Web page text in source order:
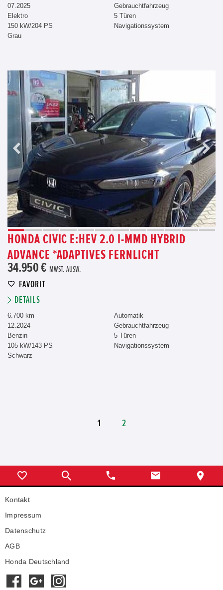
07.2025
Elektro
150 kW/204 PS
Grau
Gebrauchtfahrzeug
5 Türen
Navigationssystem
HONDA CIVIC E:HEV 2.0 I-MMD HYBRID
ADVANCE *ADAPTIVES FERNLICHT
34.950 € MWST. AUSW.
FAVORIT
DETAILS
6.700 km
12.2024
Benzin
105 kW/143 PS
Schwarz
Automatik
Gebrauchtfahrzeug
5 Türen
Navigationssystem
1 2
Kontakt
Impressum
Datenschutz
AGB
Honda Deutschland